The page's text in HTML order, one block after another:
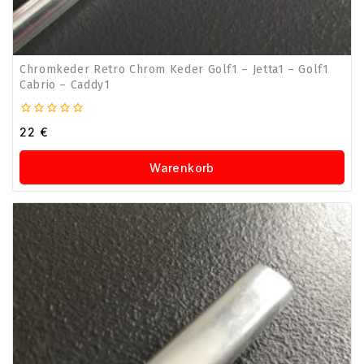
Chromkeder Retro Chrom Keder Golf1 – Jetta1 – Golf1
Cabrio – Caddy1
0
von
5
22 €
Warenkorb